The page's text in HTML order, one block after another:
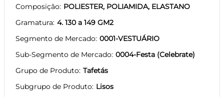
Composição POLIESTER, POLIAMIDA, ELASTANO
Gramatura 4. 130 a 149 GM2
Segmento de Mercado 0001-VESTUÁRIO
Sub-Segmento de Mercado 0004-Festa (Celebrate)
Grupo de Produto Tafetás
Subgrupo de Produto Lisos